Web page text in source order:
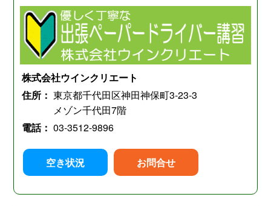
株式会社ウインクリエート
住所： 東京都千代田区神田神保町3-23-3
メゾン千代田7階
電話： 03-3512-9896
空き状況 お問合せ